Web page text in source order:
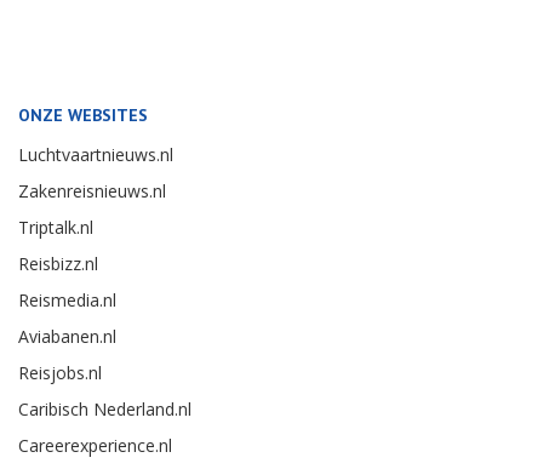
ONZE WEBSITES
Luchtvaartnieuws.nl
Zakenreisnieuws.nl
Triptalk.nl
Reisbizz.nl
Reismedia.nl
Aviabanen.nl
Reisjobs.nl
Caribisch Nederland.nl
Careerexperience.nl